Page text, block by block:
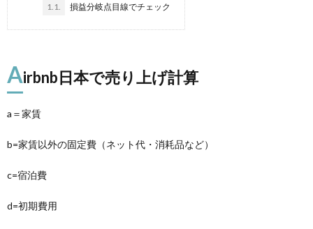
1.1. 損益分岐点目線でチェック
Airbnb日本で売り上げ計算
a＝家賃
b=家賃以外の固定費（ネット代・消耗品など）
c=宿泊費
d=初期費用